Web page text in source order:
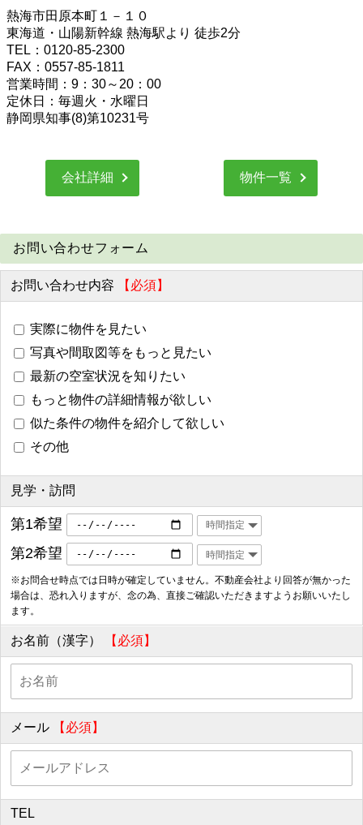
熱海市田原本町１－１０
東海道・山陽新幹線 熱海駅より 徒歩2分
TEL：0120-85-2300
FAX：0557-85-1811
営業時間：9：30～20：00
定休日：毎週火・水曜日
静岡県知事(8)第10231号
会社詳細 物件一覧
お問い合わせフォーム
お問い合わせ内容 【必須】
実際に物件を見たい
写真や間取図等をもっと見たい
最新の空室状況を知りたい
もっと物件の詳細情報が欲しい
似た条件の物件を紹介して欲しい
その他
見学・訪問
第1希望
第2希望
※お問合せ時点では日時が確定していません。不動産会社より回答が無かった
場合は、恐れ入りますが、念の為、直接ご確認いただきますようお願いいたし
ます。
お名前（漢字） 【必須】
メール 【必須】
TEL